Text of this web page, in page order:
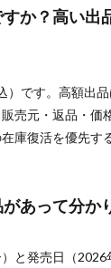
か？高い出
）です。高額出
売元・返品・価
庫復活を優先す
あって分か
と発売日（